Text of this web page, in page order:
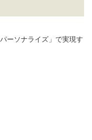
ーソナライズ」で実現す